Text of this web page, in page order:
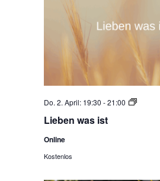
Lieben was ist
Do. 2. April: 19:30 -21:00
Lieben
Online
Kostenlos